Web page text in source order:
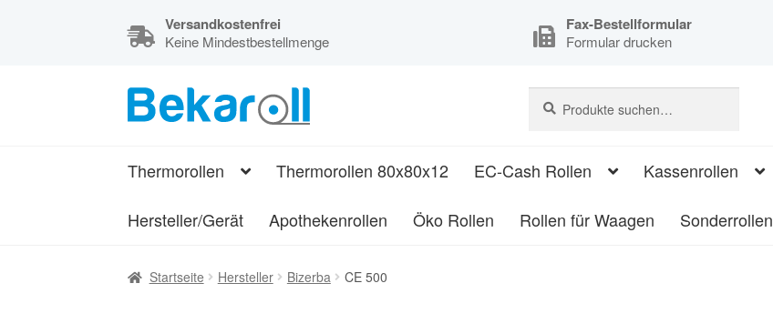
Versandkostenfrei
Keine Mindestbestellmenge
Fax-Bestellformular
Formular drucken
Zur
Navigation
Zum
Inhalt
und
nach:
Thermorollen Thermorollen 80x80x12 EC-Cash Rollen Kassenrollen
Hersteller/Gerät Apothekenrollen Öko Rollen Rollen für Waagen Sonderrollen
Startseite Hersteller Bizerba CE 500